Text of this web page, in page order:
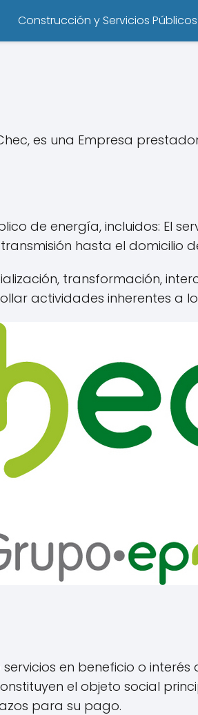
Construcción y Servicios Públicos
es una Empresa
de energía, incluidos: El
hasta el domicilio
transformación,
actividades inherentes a
en beneficio o interés
el objeto social
para su pago.